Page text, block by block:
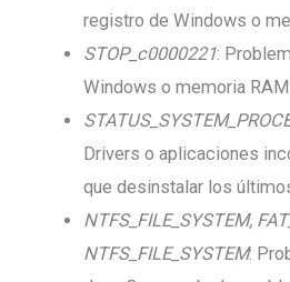
registro de Windows o
STOP_c0000221:
Windows o memoria RAM
Drivers o aplicaciones
que desinstalar los
NTFS_FILE_SYSTEM,
NTFS_FILE_SYSTEM: